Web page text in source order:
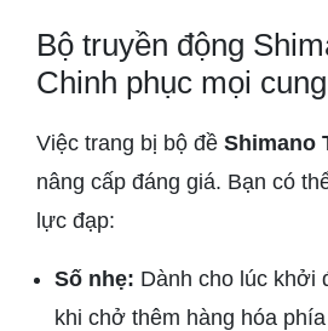
Bộ truyền động
Chinh phục mọi
Việc trang bị bộ đề Shimano
nâng cấp đáng giá. Bạn có
lực đạp:
Số nhẹ: Dành cho lúc khởi
khi chở thêm hàng hóa